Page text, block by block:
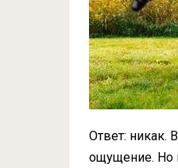
Ответ: никак.
ощущение. Но